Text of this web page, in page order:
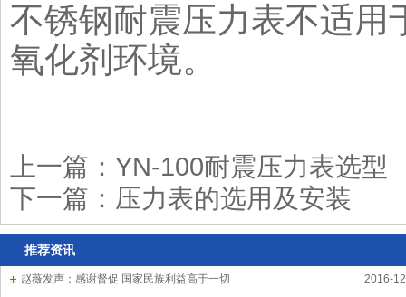
不锈钢耐震压力表不适用
氧化剂环境。
上一篇： YN-100耐震压力表选型
下一篇： 压力表的选用及安装
推荐资讯
2016-
赵薇发声：感谢督促 国家民族利益高于一切